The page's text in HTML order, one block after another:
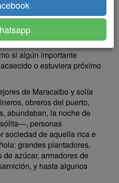
TABERNA
la taberna del
si algún importante
o estuviera próximo
de Maracaibo y solía
obreros del puerto,
abundaban, la noche de
personas
sociedad de aquella rica e
grandes plantadores,
azúcar, armadores de
y hasta algunos